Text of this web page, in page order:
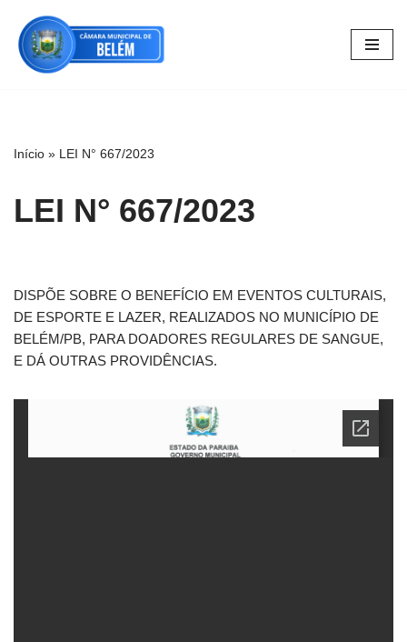
Pular
para
Início » LEI N° 667/2023
LEI N° 667/2023
DISPÕE SOBRE O BENEFÍCIO EM EVENTOS CULTURAIS,
DE ESPORTE E LAZER, REALIZADOS NO MUNICÍPIO DE
BELÉM/PB, PARA DOADORES REGULARES DE SANGUE,
E DÁ OUTRAS PROVIDÊNCIAS.